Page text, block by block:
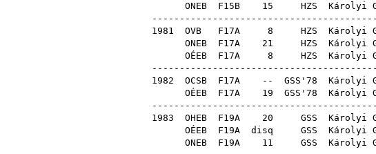
ONEB F15B 15 HZS
1981 OVB F17A 8 HZS Károlyi
ONEB F17A 21 HZS
OÉEB F17A 8 HZS
1982 OCSB F17A -- GSS'78 Károlyi
OÉEB F17A 19 GSS'78
1983 OHEB F19A 20 GSS
OÉEB F19A disq GSS
ONEB F19A 11 GSS